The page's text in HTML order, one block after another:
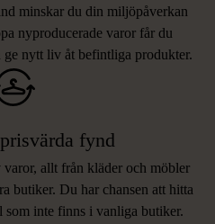
minskar du din miljöpåverkan
nyproducerade varor får du
ge nytt liv åt befintliga produkter.
fynd
allt från kläder och möbler
butiker. Du har chansen att hitta
inte finns i vanliga butiker.
påminner om denna